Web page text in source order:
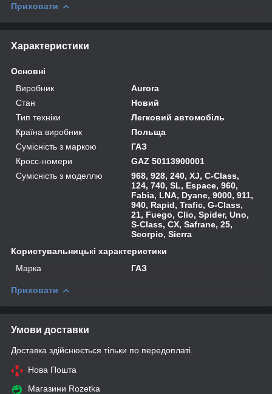
Приховати
Характеристики
Основні
Виробник
Aurora
Стан
Новий
Тип техніки
Легковий автомобіль
Країна виробник
Польща
Сумісність з маркою
ГАЗ
Кросс-номери
GAZ 50113900001
Сумісність з моделлю
968, 928, 240, XJ, C-Class,
124, 740, SL, Espace, 960,
Fabia, LNA, Dyane, 9000, 911,
940, Rapid, Trafic, G-Class,
21, Fuego, Clio, Spider, Uno,
S-Class, CX, Safrane, 25,
Scorpio, Sierra
Користувальницькі характеристики
Марка
ГАЗ
Приховати
Умови доставки
Доставка здійснюється тільки по передоплаті.
Нова Пошта
Магазини Rozetka